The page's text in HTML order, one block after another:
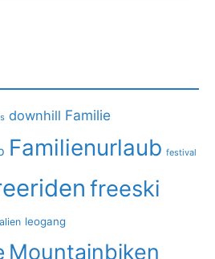
downhill Familie
Familienurlaub festival
freeski
leogang
Mountainbiken